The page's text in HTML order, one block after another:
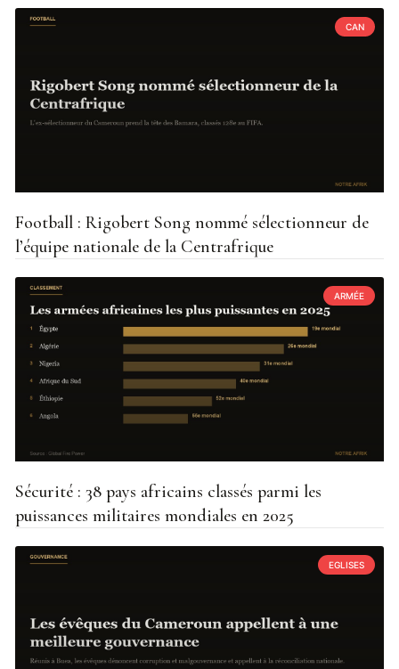
CAN
Football : Rigobert Song nommé sélectionneur de
l’équipe nationale de la Centrafrique
ARMÉE
Sécurité : 38 pays africains classés parmi les
puissances militaires mondiales en 2025
EGLISES